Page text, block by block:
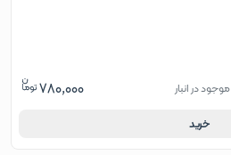
موجود در انبار 780,000
خرید